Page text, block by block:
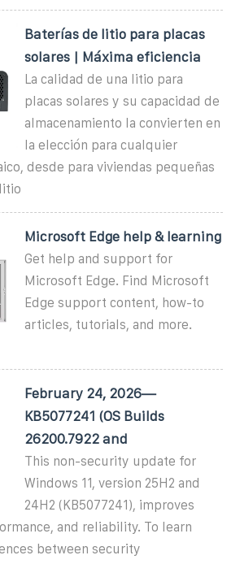
Baterías de litio para placas
solares | Máxima eficiencia
La calidad de una litio para
placas solares y su capacidad de
almacenamiento la convierten en
la elección para cualquier
desde para viviendas pequeñas
Microsoft Edge help & learning
Get help and support for
Microsoft Edge. Find Microsoft
Edge support content, how-to
articles, tutorials, and more.
February 24, 2026—
KB5077241 (OS Builds
26200.7922 and
This non-security update for
Windows 11, version 25H2 and
24H2 (KB5077241), improves
and reliability. To learn
between security